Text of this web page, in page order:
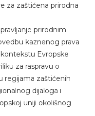
za zaštićena prirodna
prirodnim
kaznenog prava
Evropske
za raspravu o
regijama zaštićenih
dijaloga i
uniji okolišnog